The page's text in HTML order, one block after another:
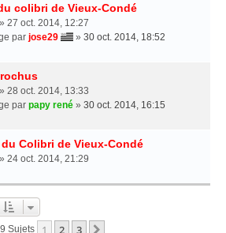
colibri de Vieux-Condé
» 27 oct. 2014, 12:27
par jose29 » 30 oct. 2014, 18:52
» 28 oct. 2014, 13:33
par papy rené » 30 oct. 2014, 16:15
Colibri de Vieux-Condé
» 24 oct. 2014, 21:29
Sujets 1 2 3